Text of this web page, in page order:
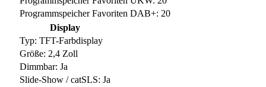
Programmspeicher Favoriten DAB+: 20
Display
Typ: TFT-Farbdisplay
Größe: 2,4 Zoll
Dimmbar: Ja
Slide-Show / catSLS: Ja